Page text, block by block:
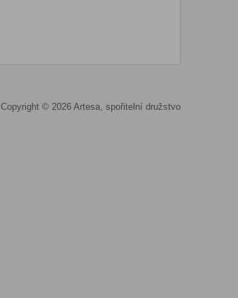
Copyright © 2026 Artesa, spořitelní družstvo